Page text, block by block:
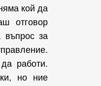
кой да
отговор
за
работи.
но ние